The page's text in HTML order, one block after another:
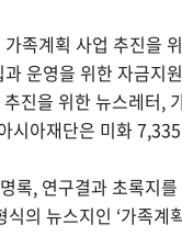
족계획 사업 추진을
운영을 위한 자금지
진을 위한 뉴스레터,
시아재단은 미화
록, 연구결과 초록지
의 뉴스지인 ‘가족